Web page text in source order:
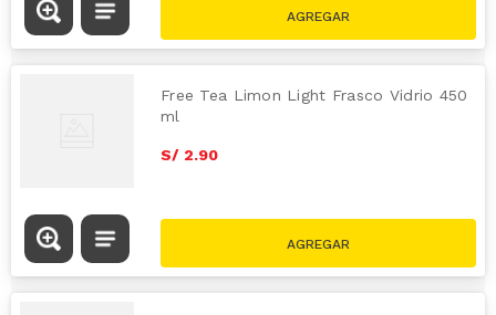
Free Tea Limon Light Frasco Vidrio 450
ml
S/ 2.90